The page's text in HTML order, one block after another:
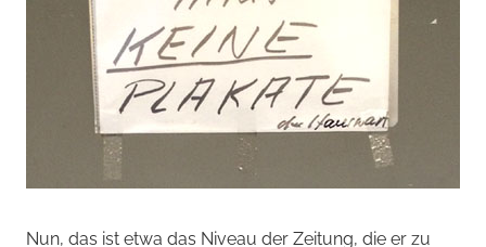
Nun, das ist etwa das Niveau der Zeitung, die er zu